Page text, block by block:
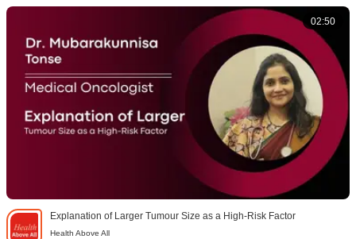
02:50
Explanation of Larger Tumour Size as a High-Risk Factor
Health Above All